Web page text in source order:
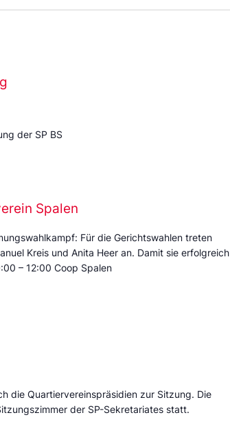
der SP BS
Spalen
Für die Gerichtswahlen treten
Kreis und Anita Heer an. Damit sie erfolgreich
– 12:00 Coop Spalen
die Quartiervereinspräsidien zur Sitzung. Die
der SP-Sekretariates statt.